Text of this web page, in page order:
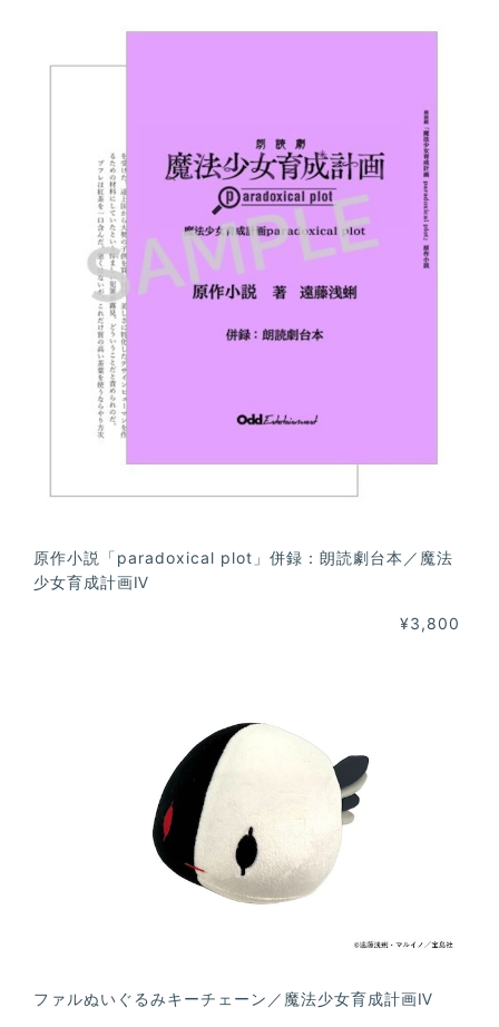
原作小説「paradoxical plot」併録：朗読劇台本／魔法
少女育成計画Ⅳ
¥3,800
ファルぬいぐるみキーチェーン／魔法少女育成計画Ⅳ